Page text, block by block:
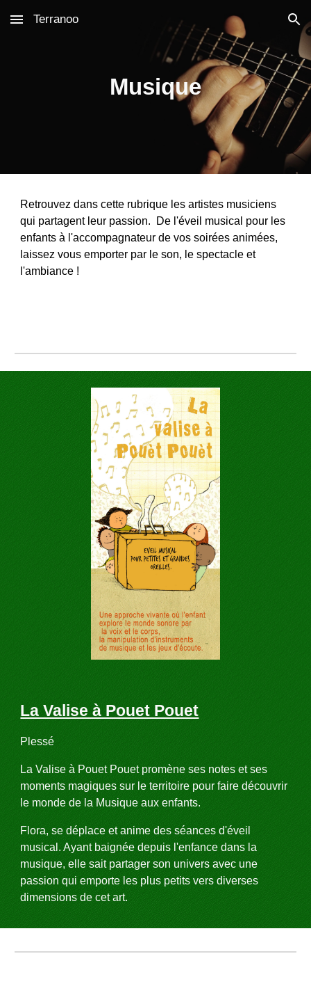
Skip to main content Skip to navigation
Terranoo
Musique
Retrouvez dans cette rubrique les artistes musiciens
qui partagent leur passion.  De l'éveil musical pour les
enfants à l'accompagnateur de vos soirées animées,
laissez vous emporter par le son, le spectacle et
l'ambiance !
La Valise à Pouet Pouet
Plessé
La Valise à Pouet Pouet promène ses notes et ses
moments magiques sur le territoire pour faire découvrir
le monde de la Musique aux enfants.
Flora, se déplace et anime des séances d'éveil
musical. Ayant baignée depuis l'enfance dans la
musique, elle sait partager son univers avec une
passion qui emporte les plus petits vers diverses
dimensions de cet art.